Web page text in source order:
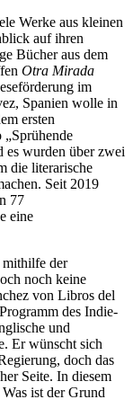
Werke aus kleinen
auf ihren
Bücher aus dem
Otra Mirada
im
Spanien wolle in
ersten
es wurden über zwei
die literarische
Seit 2019
77
eine
mithilfe der
noch keine
von Libros del
des Indie-
und
Er wünscht sich
doch das
Seite. In diesem
ist der Grund